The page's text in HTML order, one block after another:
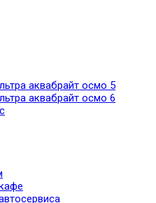
аквабрайт осмо 5
аквабрайт осмо 6